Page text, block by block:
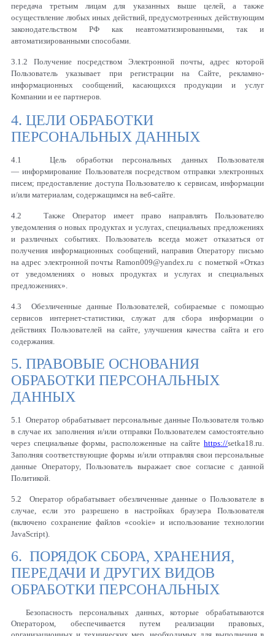
передача третьим лицам для указанных выше целей, а также
осуществление любых иных действий, предусмотренных действующим
законодательством РФ как неавтоматизированными, так и
автоматизированными способами.
3.1.2 Получение посредством Электронной почты, адрес которой
Пользователь указывает при регистрации на Сайте, рекламно-
информационных сообщений, касающихся продукции и услуг
Компании и ее партнеров.
4. ЦЕЛИ ОБРАБОТКИ
ПЕРСОНАЛЬНЫХ ДАННЫХ
4.1 Цель обработки персональных данных Пользователя
— информирование Пользователя посредством отправки электронных
писем; предоставление доступа Пользователю к сервисам, информации
и/или материалам, содержащимся на веб-сайте.
4.2 Также Оператор имеет право направлять Пользователю
уведомления о новых продуктах и услугах, специальных предложениях
и различных событиях. Пользователь всегда может отказаться от
получения информационных сообщений, направив Оператору письмо
на адрес электронной почты Ramon009@yandex ru с пометкой «Отказ
от уведомлениях о новых продуктах и услугах и специальных
предложениях».
4.3 Обезличенные данные Пользователей, собираемые с помощью
сервисов интернет-статистики, служат для сбора информации о
действиях Пользователей на сайте, улучшения качества сайта и его
содержания.
5. ПРАВОВЫЕ ОСНОВАНИЯ
ОБРАБОТКИ ПЕРСОНАЛЬНЫХ
ДАННЫХ
5.1 Оператор обрабатывает персональные данные Пользователя только
в случае их заполнения и/или отправки Пользователем самостоятельно
через специальные формы, расположенные на сайте https://setka18. ru
Заполняя соответствующие формы и/или отправляя свои персональные
данные Оператору, Пользователь выражает свое согласие с данной
Политикой.
5.2 Оператор обрабатывает обезличенные данные о Пользователе в
случае, если это разрешено в настройках браузера Пользователя
(включено сохранение файлов «cookie» и использование технологии
JavaScript).
6. ПОРЯДОК СБОРА, ХРАНЕНИЯ,
ПЕРЕДАЧИ И ДРУГИХ ВИДОВ
ОБРАБОТКИ ПЕРСОНАЛЬНЫХ
Безопасность персональных данных, которые обрабатываются
Оператором, обеспечивается путем реализации правовых,